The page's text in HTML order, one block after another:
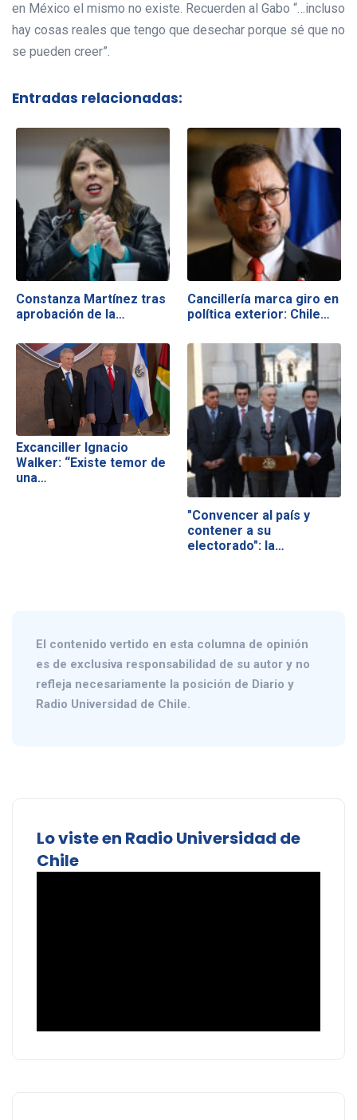
en México el mismo no existe. Recuerden al Gabo “…incluso
hay cosas reales que tengo que desechar porque sé que no
se pueden creer”.
Entradas relacionadas:
Constanza Martínez tras
aprobación de la…
Cancillería marca giro en
política exterior: Chile…
Excanciller Ignacio
Walker: “Existe temor de
una…
"Convencer al país y
contener a su
electorado": la…
El contenido vertido en esta columna de opinión
es de exclusiva responsabilidad de su autor y no
refleja necesariamente la posición de Diario y
Radio Universidad de Chile.
Lo viste en Radio Universidad de
Chile